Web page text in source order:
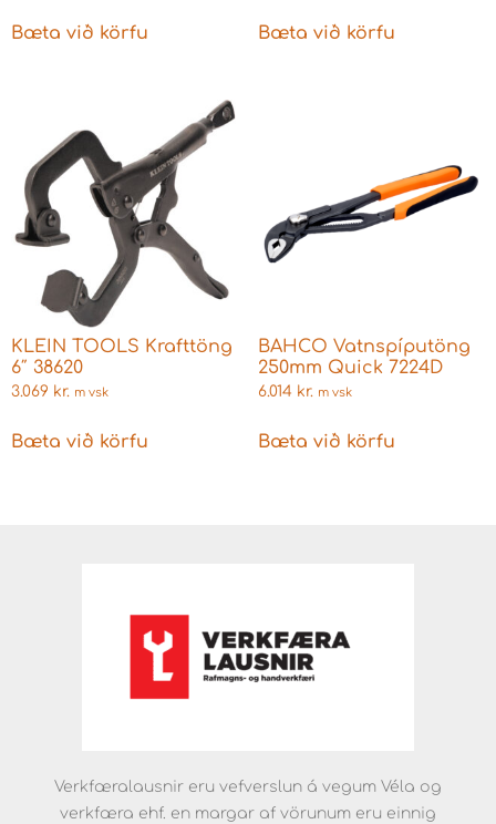
Bæta við körfu Bæta við körfu
KLEIN TOOLS Krafttöng
6″ 38620
3.069 kr. m vsk
Bæta við körfu
BAHCO Vatnspíputöng
250mm Quick 7224D
6.014 kr. m vsk
Bæta við körfu
Verkfæralausnir eru vefverslun á vegum Véla og
verkfæra ehf. en margar af vörunum eru einnig